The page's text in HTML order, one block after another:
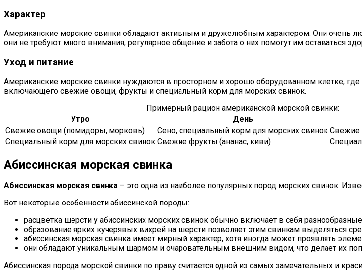
Характер
Американские морские свинки обладают активным и дружелюбным характером. Они очень
они не требуют много внимания, регулярное общение и забота о них помогут им оставаться
Уход и питание
Американские морские свинки нуждаются в просторном и хорошо оборудованном клетке,
включающего свежие овощи, фрукты и специальный корм для морских свинок.
Примерный рацион американской морской свинки:
Утро
День
Свежие овощи (помидоры, морковь)
Сено, специальный корм для морских свинок Свежие
Специальный корм для морских свинок Свежие фрукты (ананас, киви)
Абиссинская морская свинка
Абиссинская морская свинка – это одна из наиболее популярных пород морских свинок.
Вот некоторые особенности абиссинской породы:
расцветка шерсти у абиссинских морских свинок обычно включает в себя
образование ярких кучерявых вихрей на шерсти позволяет этим свинкам выделяться
абиссинская морская свинка имеет мирный характер, хотя иногда может проявлять
они обладают уникальным шармом и очаровательным внешним видом, что делает их
Абиссинская порода морской свинки по праву считается одной из самых замечательных и